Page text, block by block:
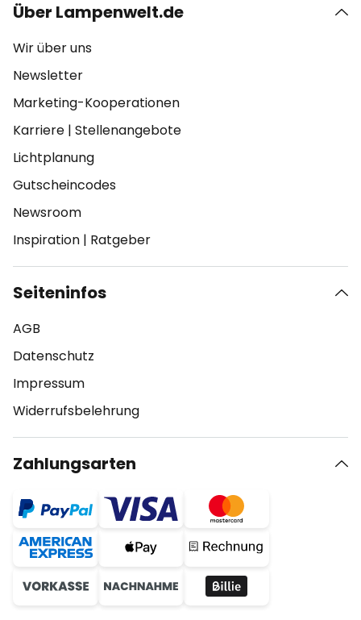
Über Lampenwelt.de
Wir über uns
Newsletter
Marketing-Kooperationen
Karriere | Stellenangebote
Lichtplanung
Gutscheincodes
Newsroom
Inspiration | Ratgeber
Seiteninfos
AGB
Datenschutz
Impressum
Widerrufsbelehrung
Zahlungsarten